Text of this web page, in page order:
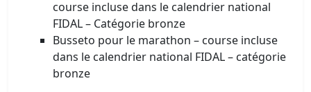
course incluse dans le calendrier national
FIDAL – Catégorie bronze
Busseto pour le marathon – course incluse
dans le calendrier national FIDAL – catégorie
bronze